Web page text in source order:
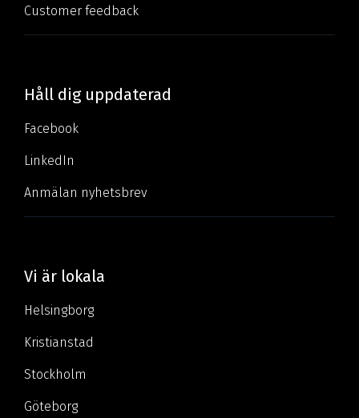
Customer feedback
Håll dig uppdaterad
Facebook
LinkedIn
Anmälan nyhetsbrev
Vi är lokala
Helsingborg
Kristianstad
Stockholm
Göteborg